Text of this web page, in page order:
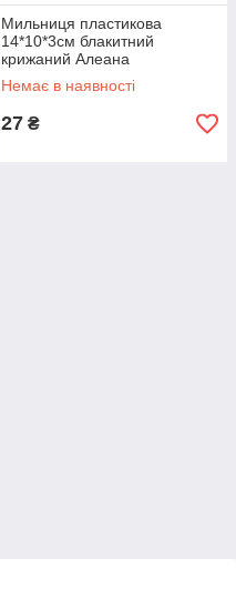
Мильниця пластикова
14*10*3см блакитний
крижаний Алеана
Немає в наявності
27 ₴